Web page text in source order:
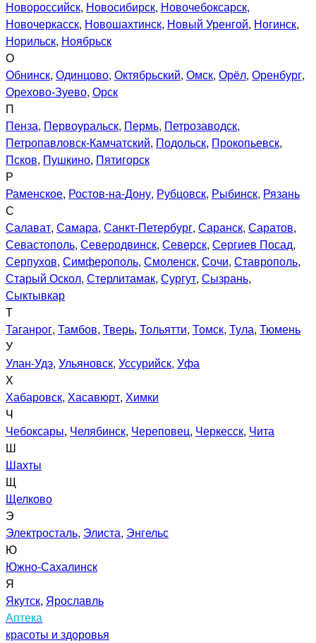
Новороссийск, Новосибирск, Новочебоксарск,
Новочеркасск, Новошахтинск, Новый Уренгой, Ногинск,
Норильск, Ноябрьск
О
Обнинск, Одинцово, Октябрьский, Омск, Орёл, Оренбург,
Орехово-Зуево, Орск
П
Пенза, Первоуральск, Пермь, Петрозаводск,
Петропавловск-Камчатский, Подольск, Прокопьевск,
Псков, Пушкино, Пятигорск
Р
Раменское, Ростов-на-Дону, Рубцовск, Рыбинск, Рязань
С
Салават, Самара, Санкт-Петербург, Саранск, Саратов,
Севастополь, Северодвинск, Северск, Сергиев Посад,
Серпухов, Симферополь, Смоленск, Сочи, Ставрополь,
Старый Оскол, Стерлитамак, Сургут, Сызрань,
Сыктывкар
Т
Таганрог, Тамбов, Тверь, Тольятти, Томск, Тула, Тюмень
У
Улан-Удэ, Ульяновск, Уссурийск, Уфа
Х
Хабаровск, Хасавюрт, Химки
Ч
Чебоксары, Челябинск, Череповец, Черкесск, Чита
Ш
Шахты
Щ
Щелково
Э
Электросталь, Элиста, Энгельс
Ю
Южно-Сахалинск
Я
Якутск, Ярославль
Аптека
красоты и здоровья